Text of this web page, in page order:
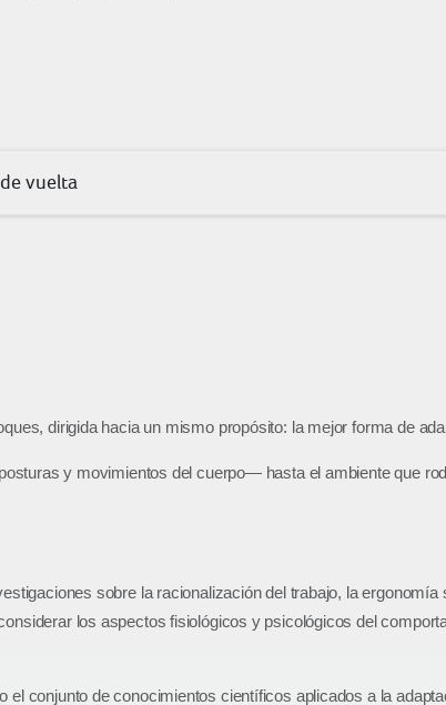
vuelta
dirigida hacia un mismo propósito: la mejor forma de
y movimientos del cuerpo— hasta el ambiente que
sobre la racionalización del trabajo, la
los aspectos fisiológicos y psicológicos del
el conjunto de conocimientos científicos aplicados a la